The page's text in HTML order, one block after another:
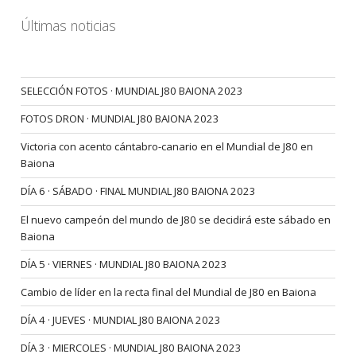
Últimas noticias
SELECCIÓN FOTOS · MUNDIAL J80 BAIONA 2023
FOTOS DRON · MUNDIAL J80 BAIONA 2023
Victoria con acento cántabro-canario en el Mundial de J80 en
Baiona
DÍA 6 · SÁBADO · FINAL MUNDIAL J80 BAIONA 2023
El nuevo campeón del mundo de J80 se decidirá este sábado en
Baiona
DÍA 5 · VIERNES · MUNDIAL J80 BAIONA 2023
Cambio de líder en la recta final del Mundial de J80 en Baiona
DÍA 4 · JUEVES · MUNDIAL J80 BAIONA 2023
DÍA 3 · MIERCOLES · MUNDIAL J80 BAIONA 2023